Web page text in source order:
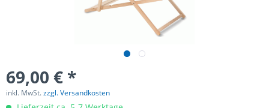
69,00 € *
inkl. MwSt.zzgl. Versandkosten